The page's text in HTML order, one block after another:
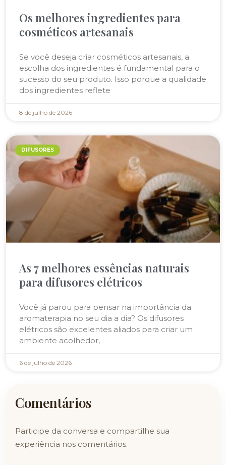
Os melhores ingredientes para
cosméticos artesanais
Se você deseja criar cosméticos artesanais, a
escolha dos ingredientes é fundamental para o
sucesso do seu produto. Isso porque a qualidade
dos ingredientes reflete
8 de julho de 2026
DIFUSORES
As 7 melhores essências naturais
para difusores elétricos
Você já parou para pensar na importância da
aromaterapia no seu dia a dia? Os difusores
elétricos são excelentes aliados para criar um
ambiente acolhedor,
6 de julho de 2026
Comentários
Participe da conversa e compartilhe sua
experiência nos comentários.